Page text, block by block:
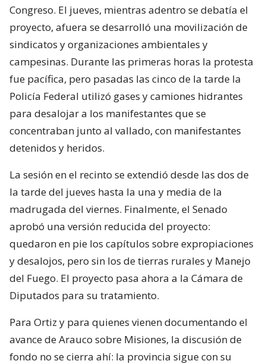
Congreso. El jueves, mientras adentro se debatía el
proyecto, afuera se desarrolló una movilización de
sindicatos y organizaciones ambientales y
campesinas. Durante las primeras horas la protesta
fue pacífica, pero pasadas las cinco de la tarde la
Policía Federal utilizó gases y camiones hidrantes
para desalojar a los manifestantes que se
concentraban junto al vallado, con manifestantes
detenidos y heridos.
La sesión en el recinto se extendió desde las dos de
la tarde del jueves hasta la una y media de la
madrugada del viernes. Finalmente, el Senado
aprobó una versión reducida del proyecto:
quedaron en pie los capítulos sobre expropiaciones
y desalojos, pero sin los de tierras rurales y Manejo
del Fuego. El proyecto pasa ahora a la Cámara de
Diputados para su tratamiento.
Para Ortiz y para quienes vienen documentando el
avance de Arauco sobre Misiones, la discusión de
fondo no se cierra ahí: la provincia sigue con su